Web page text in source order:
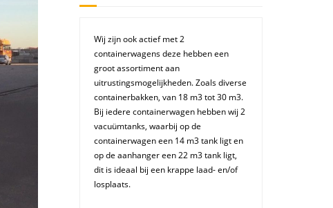
Wij zijn ook actief met 2
containerwagens deze hebben een
groot assortiment aan
uitrustingsmogelijkheden. Zoals diverse
containerbakken, van 18 m3 tot 30 m3.
Bij iedere containerwagen hebben wij 2
vacuümtanks, waarbij op de
containerwagen een 14 m3 tank ligt en
op de aanhanger een 22 m3 tank ligt,
dit is ideaal bij een krappe laad- en/of
losplaats.